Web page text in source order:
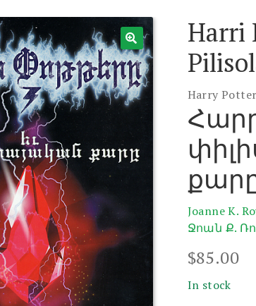
Harri
Harry
Joanne K.
Ջոան Ք.
$85.00
In stock